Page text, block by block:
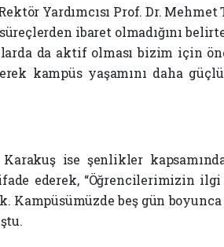
Yardımcısı Prof. Dr.
ibaret olmadığını
da aktif olması bizim için
kampüs yaşamını daha
ise şenlikler
ederek, “Öğrencilerimizin
Kampüsümüzde beş gün